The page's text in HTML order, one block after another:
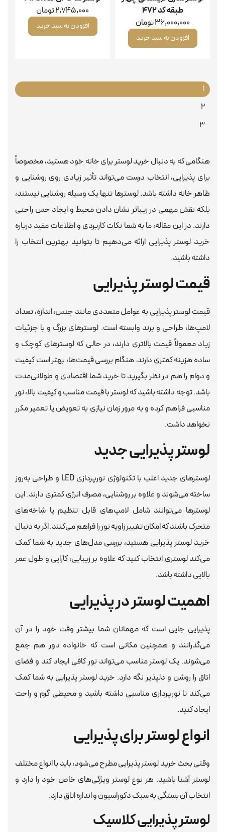
طبقه کد ۴۷۲
36,000,000تومان
افزودن به سبد خرید
2,745,000تومان
افزودن به سبد خرید
1
2
3
هنگامی که به دنبال خرید لوستر برای خانه خود هستید، مخصوصاً
برای پذیرایی، انتخاب درست می‌تواند تأثیر زیادی روی روشنایی و
ظاهر خانه داشته باشد. لوسترها تنها یک وسیله روشنایی نیستند،
بلکه نقش مهمی در زیباتر نشان دادن محیط و ایجاد حس راحتی
دارند. در این مقاله، ما به شما نکات کاربردی و اطلاعات مفید درباره
خرید لوستر پذیرایی ارائه می‌دهیم تا بتوانید بهترین انتخاب را
داشته باشید.
قیمت لوستر پذیرایی
قیمت لوستر پذیرایی به عوامل متعددی مانند جنس، اندازه، تعداد
لامپ‌ها، طراحی و برند وابسته است. لوسترهای بزرگ و با جزئیات
زیاد معمولاً قیمت بالاتری دارند، در حالی که لوسترهای کوچک و
ساده هزینه کمتری دارند. هنگام بررسی قیمت‌ها، بهتر است کیفیت
و دوام را هم در نظر بگیرید تا خرید شما اقتصادی و طولانی‌مدت
باشد. توجه داشته باشید که لوستر با قیمت مناسب و کیفیت بالا، نور
مناسبی فراهم کرده و به مرور زمان نیازی به تعویض یا تعمیر مکرر
نخواهد داشت.
لوستر پذیرایی جدید
لوسترهای جدید اغلب با تکنولوژی نورپردازی LED و طراحی به‌روز
ساخته می‌شوند و علاوه بر روشنایی، مصرف انرژی کمتری دارند. این
لوسترها می‌توانند شامل لامپ‌های قابل تنظیم یا شاخه‌های
متحرک باشند که امکان تغییر زاویه نور را فراهم می‌کنند. اگر به دنبال
خرید لوستر پذیرایی هستید، بررسی مدل‌های جدید به شما کمک
می‌کند لوستری انتخاب کنید که علاوه بر زیبایی، کارایی و طول عمر
بالایی داشته باشد.
اهمیت لوستر در پذیرایی
پذیرایی جایی است که مهمانان شما بیشتر وقت خود را در آن
می‌گذرانند و همچنین مکانی است که خانواده دور هم جمع
می‌شوند. یک لوستر مناسب می‌تواند نور کافی ایجاد کند و فضای
اتاق را روشن و دلپذیر نگه دارد. خرید لوستر پذیرایی به شما کمک
می‌کند تا نورپردازی مناسبی داشته باشید و محیطی گرم و راحت
ایجاد کنید.
انواع لوستر برای پذیرایی
وقتی بحث خرید لوستر پذیرایی مطرح می‌شود، باید با انواع مختلف
لوستر آشنا باشید. هر نوع لوستر ویژگی‌های خاص خود را دارد و
انتخاب آن بستگی به سبک دکوراسیون و اندازه اتاق دارد.
لوستر پذیرایی کلاسیک